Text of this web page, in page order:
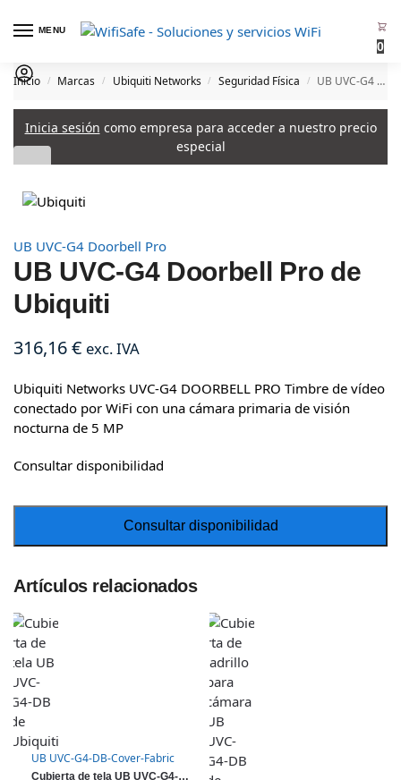
MENU
0
Inicio / Marcas / Ubiquiti Networks / Seguridad Física / UB UVC-G4 Doorbell Pro de Ubiquiti
Inicia sesión como empresa para acceder a nuestro precio
especial
UB UVC-G4 Doorbell Pro
UB UVC-G4 Doorbell Pro de
Ubiquiti
316,16€ exc. IVA
Ubiquiti Networks UVC-G4 DOORBELL PRO Timbre de vídeo
conectado por WiFi con una cámara primaria de visión
nocturna de 5 MP
Consultar disponibilidad
Artículos relacionados
UB UVC-G4-DB-Cover-Fabric
Cubierta de tela UB UVC-G4-DB de Ubiquiti